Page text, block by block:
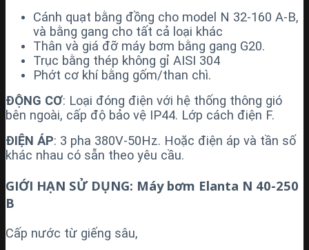
Cánh quạt bằng đồng cho model N 32-160 A-B,
và bằng gang cho tất cả loại khác
Thân và giá đỡ máy bơm bằng gang G20.
Trục bằng thép không gỉ AISI 304
Phớt cơ khí bằng gốm/than chì.
ĐỘNG CƠ: Loại đóng điện với hệ thống thông gió
bên ngoài, cấp độ bảo vệ IP44. Lớp cách điện F.
ĐIỆN ÁP: 3 pha 380V-50Hz. Hoặc điện áp và tần số
khác nhau có sẵn theo yêu cầu.
GIỚI HẠN SỬ DỤNG: Máy bơm Elanta N 40-250
B
Cấp nước từ giếng sâu,